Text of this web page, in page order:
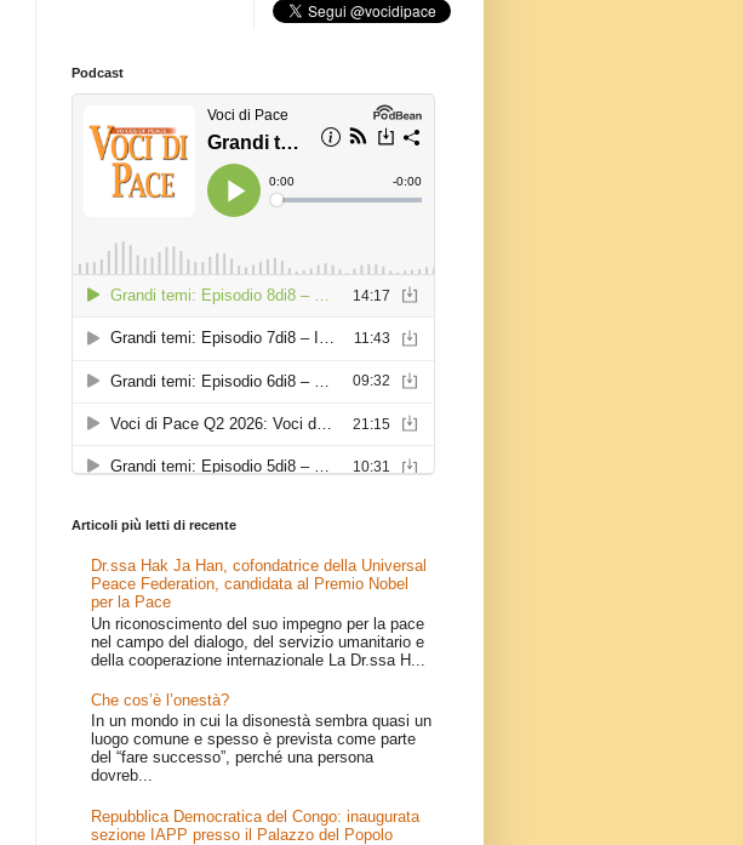
Podcast
Articoli più letti di recente
Dr.ssa Hak Ja Han, cofondatrice della Universal
Peace Federation, candidata al Premio Nobel
per la Pace
Un riconoscimento del suo impegno per la pace
nel campo del dialogo, del servizio umanitario e
della cooperazione internazionale La Dr.ssa H...
Che cos’è l’onestà?
In un mondo in cui la disonestà sembra quasi un
luogo comune e spesso è prevista come parte
del “fare successo”, perché una persona
dovreb...
Repubblica Democratica del Congo: inaugurata
sezione IAPP presso il Palazzo del Popolo